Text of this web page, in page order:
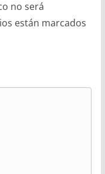
no será
están marcados